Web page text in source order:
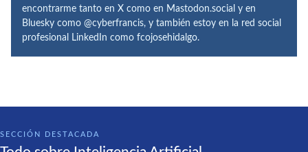
encontrarme tanto en X como en Mastodon.social y en
Bluesky como @cyberfrancis, y también estoy en la red social
profesional LinkedIn como fcojosehidalgo.
SECCIÓN DESTACADA